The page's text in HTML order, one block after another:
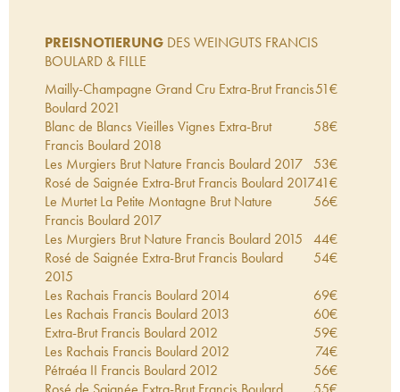
PREISNOTIERUNG DES WEINGUTS FRANCIS
BOULARD & FILLE
Mailly-Champagne Grand Cru Extra-Brut Francis
Boulard 2021
51€
Blanc de Blancs Vieilles Vignes Extra-Brut
Francis Boulard 2018
58€
Les Murgiers Brut Nature Francis Boulard 2017 53€
Rosé de Saignée Extra-Brut Francis Boulard 201741€
Le Murtet La Petite Montagne Brut Nature
Francis Boulard 2017
56€
Les Murgiers Brut Nature Francis Boulard 2015 44€
Rosé de Saignée Extra-Brut Francis Boulard
2015
54€
Les Rachais Francis Boulard 2014 69€
Les Rachais Francis Boulard 2013 60€
Extra-Brut Francis Boulard 2012 59€
Les Rachais Francis Boulard 2012 74€
Pétraéa II Francis Boulard 2012 56€